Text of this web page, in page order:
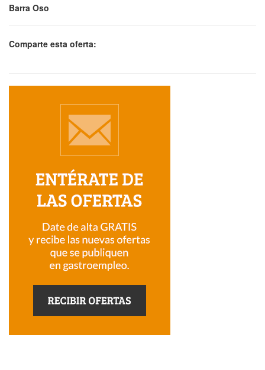
Barra Oso
Comparte esta oferta: